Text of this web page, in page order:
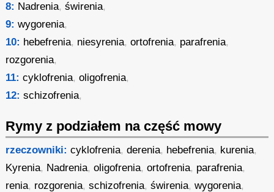
8: Nadrenia,świrenia,
9: wygorenia,
10: hebefrenia, niesyrenia,ortofrenia, parafrenia,
rozgorenia,
11: cyklofrenia,oligofrenia,
12: schizofrenia,
Rymy z podziałem na część mowy
rzeczowniki: cyklofrenia,derenia, hebefrenia, kurenia,
Kyrenia, Nadrenia,oligofrenia,ortofrenia, parafrenia,
renia, rozgorenia,schizofrenia,świrenia,wygorenia,